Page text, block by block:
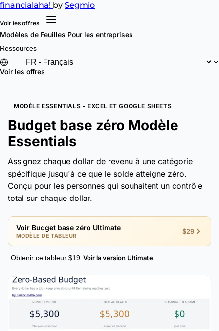
financialaha! by Segmio
Voir les offres
Modèles de Feuilles Pour les entreprises
Ressources
Voir les offres
MODÈLE ESSENTIALS - EXCEL ET GOOGLE SHEETS
Budget base zéro Modèle
Essentials
Assignez chaque dollar de revenu à une catégorie
spécifique jusqu'à ce que le solde atteigne zéro.
Conçu pour les personnes qui souhaitent un contrôle
total sur chaque dollar.
Voir Budget base zéro Ultimate
MODÈLE DE TABLEUR
$29
Obtenir ce tableur $19 Voir la version Ultimate